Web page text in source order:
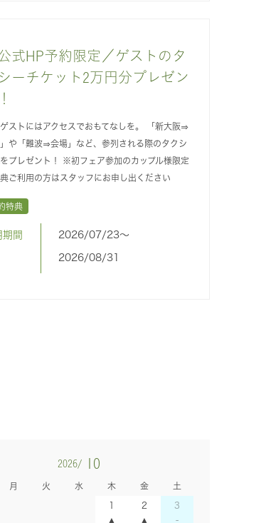
式HP予約限定／ゲストのタ
ーチケット2万円分プレゼン
ストにはアクセスでおもてなしを。 「新大阪⇒
や「難波⇒会場」など、参列される際のタクシ
プレゼント！ ※初フェア参加のカップル様限定
ご利用の方はスタッフにお申し出ください
特典
期間 2026/07/23〜
2026/08/31
2026/ 10
月 火 水 木 金 土
1 2 3